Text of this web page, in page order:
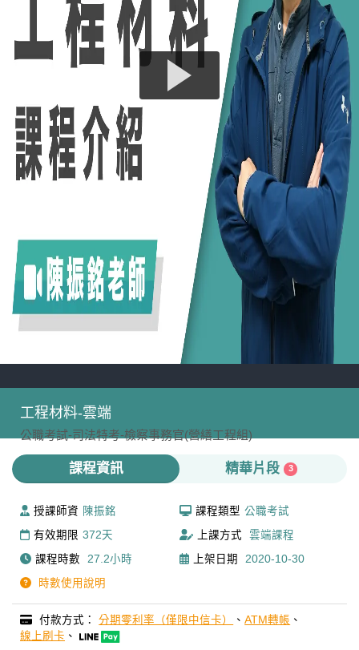
工程材料-雲端
公職考試-司法特考-檢察事務官(營繕工程組)
課程資訊 精華片段 3
授課師資 陳振銘 課程類型 公職考試
有效期限 372天 上課方式
雲端課程
課程時數
27.2小時 上架日期
2020-10-30
時數使用說明
付款方式：分期零利率（僅限中信卡） 、ATM轉帳 、
線上刷卡 、